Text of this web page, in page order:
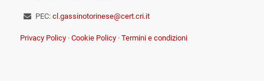
PEC: cl.gassinotorinese@cert.cri.it
Privacy Policy· Cookie Policy· Termini e condizioni